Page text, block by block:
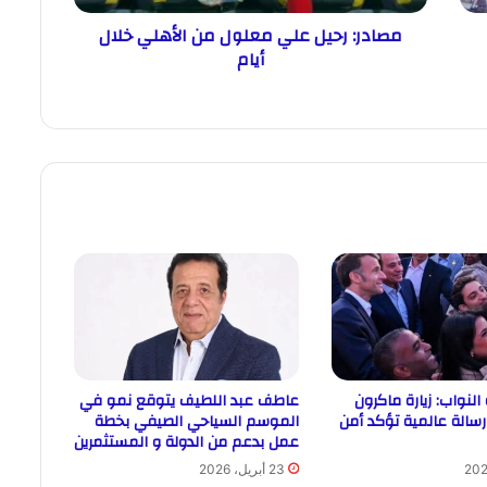
مصادر: رحيل علي معلول من الأهلي خلال
أيام
زيارة ماكرون
رسالة عالمية تؤكد أمن
عاطف عبد اللطيف يتوقع نمو في
الموسم السياحي الصيفي بخطة
عمل بدعم من الدولة و المستثمرين
23 أبريل، 2026